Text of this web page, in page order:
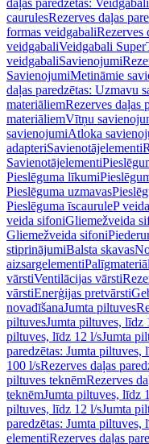
daļas paredzētas: Veidgabali
caurulesRezerves daļas
formas veidgabaliRezerves
veidgabaliVeidgabali
veidgabaliSavienojumi
SavienojumiMetināmie
daļas paredzētas: Uzmavu
materiāliemRezerves daļas
materiāliemVītņu
savienojumiAtloka
adapteriSavienotājelementi
Savienotājelementi
Pieslēguma līkumi
Pieslēguma uzmavas
Pieslēguma īscauruleP
veida sifoniGliemežveida
Gliemežveida sifoni
stiprinājumiBalsta skavas
aizsargelementi
vārstiVentilācijas vārsti
vārstiEnerģijas pretvārsti
novadīšanaJumta piltuves
piltuvesJumta piltuves, līdz
piltuves, līdz 12 l/sJumta
paredzētas: Jumta piltuves,
100 l/sRezerves daļas
piltuves teknēmRezerves
teknēmJumta piltuves, līdz
piltuves, līdz 12 l/sJumta
paredzētas: Jumta piltuves,
elementiRezerves daļas